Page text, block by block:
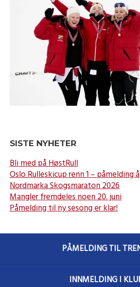
SISTE NYHETER
Bli med på HøstRull
Oslo Rulleskicup renn 1 – påmelding
Nordmarka Skogsmaraton 2026
Mangler fremdeles noen 20. juni
Påmelding til ny sesong er klar!
PÅMELDING TIL
INNMELDING I